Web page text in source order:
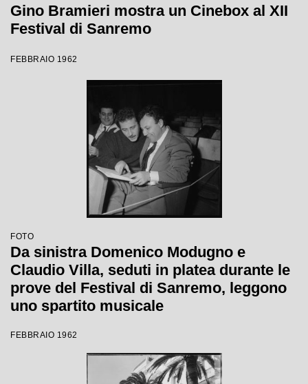
Gino Bramieri mostra un Cinebox al XII
Festival di Sanremo
FEBBRAIO 1962
FOTO
Da sinistra Domenico Modugno e
Claudio Villa, seduti in platea durante le
prove del Festival di Sanremo, leggono
uno spartito musicale
FEBBRAIO 1962